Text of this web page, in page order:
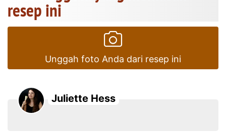
resep ini
Unggah foto Anda dari resep ini
Juliette Hess